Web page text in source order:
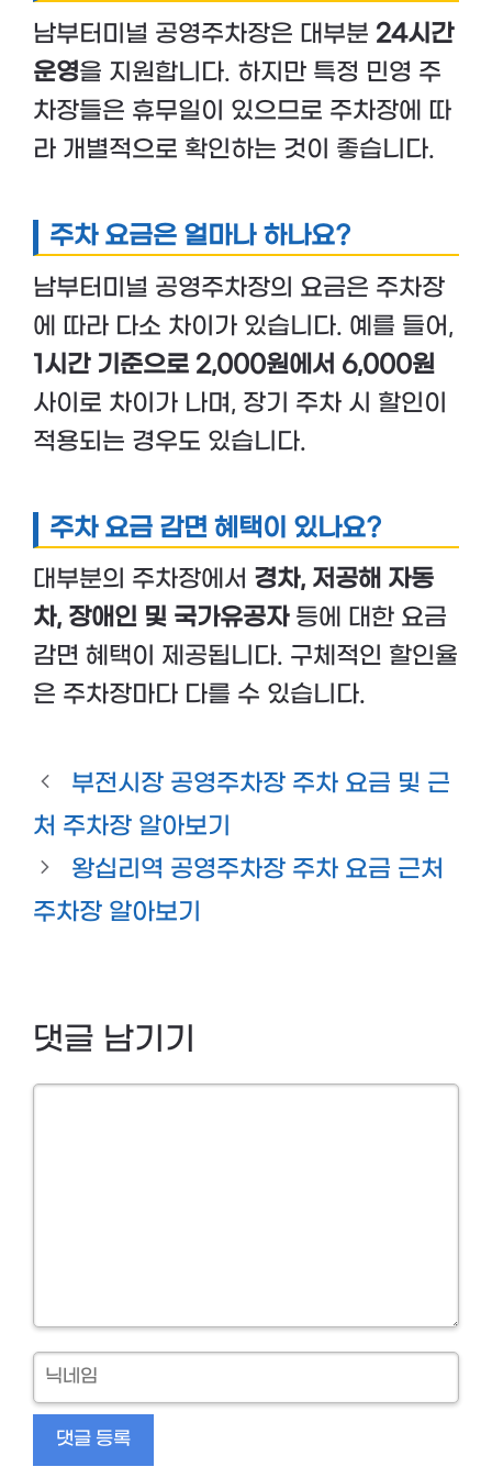
남부터미널 공영주차장은 대부분 24시간
운영을 지원합니다. 하지만 특정 민영 주
차장들은 휴무일이 있으므로 주차장에 따
라 개별적으로 확인하는 것이 좋습니다.
주차 요금은 얼마나 하나요?
남부터미널 공영주차장의 요금은 주차장
에 따라 다소 차이가 있습니다. 예를 들어,
1시간 기준으로 2,000원에서 6,000원
사이로 차이가 나며, 장기 주차 시 할인이
적용되는 경우도 있습니다.
주차 요금 감면 혜택이 있나요?
대부분의 주차장에서 경차, 저공해 자동
차, 장애인 및 국가유공자등에 대한 요금
감면 혜택이 제공됩니다. 구체적인 할인율
은 주차장마다 다를 수 있습니다.
부전시장 공영주차장 주차 요금 및 근
처 주차장 알아보기
왕십리역 공영주차장 주차 요금 근처
주차장 알아보기
댓글 남기기
닉
네